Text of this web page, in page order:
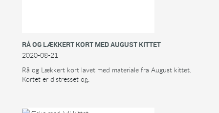
RÅ OG LÆKKERT KORT MED AUGUST KITTET
2020-08-21
Rå og Lækkert kort lavet med materiale fra August kittet.
Kortet er distresset og.